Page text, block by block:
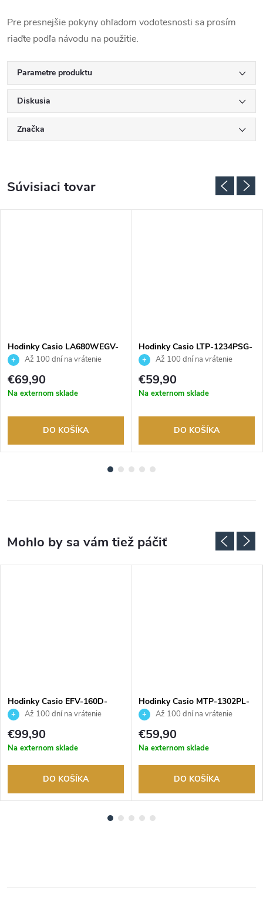
Pre presnejšie pokyny ohľadom vodotesnosti sa prosím
riaďte podľa návodu na použitie.
Parametre produktu
Diskusia
Značka
Súvisiaci tovar
Hodinky Casio LA680WEGV-
9AEFAž 100 dní na vrátenie
tovaru. Autorizovaný predajca.
€69,90
Na externom sklade
DO KOŠÍKA
Hodinky Casio LTP-1234PSG-
7AEGAž 100 dní na vrátenie
tovaru. Autorizovaný predajca.
€59,90
Na externom sklade
DO KOŠÍKA
Hodinky Casio EFV-160D-
1AVEFAž 100 dní na vrátenie
tovaru. Autorizovaný predajca.
€99,90
Na externom sklade
DO KOŠÍKA
Hodinky Casio MTP-1302PL-
5AVEFAž 100 dní na vrátenie
tovaru. Autorizovaný predajca.
€59,90
Na externom sklade
DO KOŠÍKA